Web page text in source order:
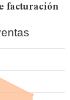
facturación